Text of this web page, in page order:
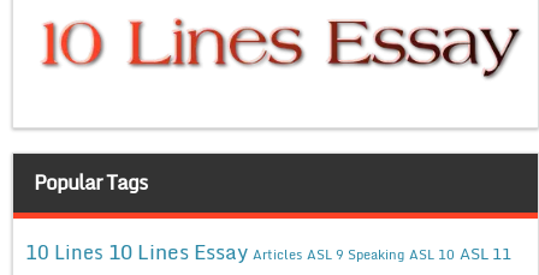
Popular Tags
10 Lines 10 Lines Essay Articles ASL 9 Speaking ASL 10 ASL 11